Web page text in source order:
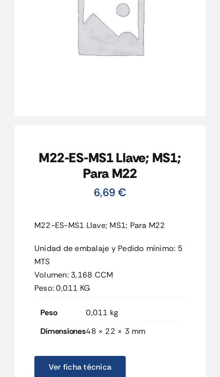
M22-ES-MS1 Llave; MS1;
Para M22
6,69 €
M22-ES-MS1 Llave; MS1; Para M22
Unidad de embalaje y Pedido mínimo: 5
MTS
Volumen: 3,168 CCM
Peso: 0,011 KG
Peso
0,011 kg
Dimensiones48 × 22 × 3 mm
Ver ficha técnica